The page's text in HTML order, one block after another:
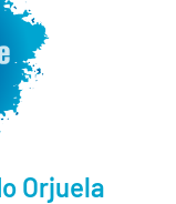
Orjuela